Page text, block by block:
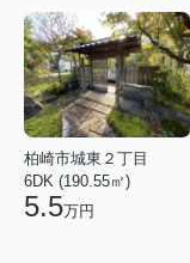
柏崎市城東２丁目
6DK (190.55㎡)
5.5万円